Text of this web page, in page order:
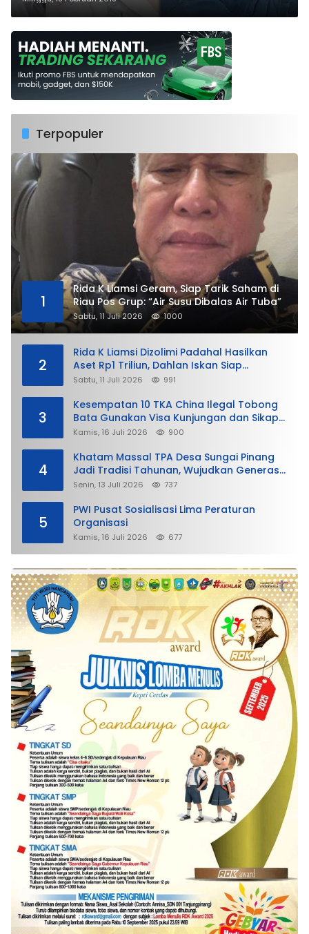
Terpopuler
1
Rida K Liamsi Geram, Siap Tarik Saham di
Riau Pos Grup: “Air Susu Dibalas Air Tuba”
Sabtu, 11 Juli 2026 1000
2
Rida K Liamsi Dizolimi Padahal Hasilkan
Aset Rp1 Triliun, Dahlan Iskan Siap
Membela
Sabtu, 11 Juli 2026 991
3
Kesempatan 10 TKA China Ilegal Tobong
Bata Gunakan Visa Kunjungan dan Sikap
Lunak Ditjen Imigrasi Kepri?
Kamis, 16 Juli 2026 900
4
Khatam Massal TPA Desa Sungai Pinang
Jadi Tradisi Tahunan, Wujudkan Generasi
Qurani
Senin, 13 Juli 2026 737
5
PWI Pusat Sosialisasi Lima Peraturan
Organisasi
Kamis, 16 Juli 2026 677